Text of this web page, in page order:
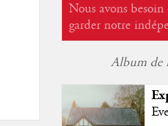
Nous avons
garder notre
Album de